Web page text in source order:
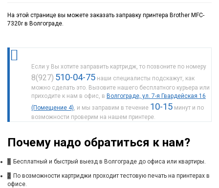
На этой странице вы можете заказать заправку принтера Brother MFC-
7320r в Волгограде.
Если у Вы хотите заправить картридж, то позвоните по номеру
8(927) 510-04-75 наши специалисты подскажут, как
можно сделать это. Вызовите нашего бесплатного курьера или
приходите к нам в офис, в Волгограде, ул. 7-я Гвардейская 16
(Помещение 4), и мы заправим в течение 10-15 минут и по
возможности проверим на нашем принтере.
Почему надо обратиться к нам?
1 Бесплатный и быстрый выезд в Волгограде до офиса или квартиры.
2 По возможности картриджи проходит тестовую печать на принтерах в
офисе.